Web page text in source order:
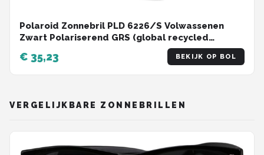
Polaroid Zonnebril PLD 6226/S Volwassenen
Zwart Polariserend GRS (global recycled
€ 35,23 BEKIJK OP BOL
VERGELIJKBARE ZONNEBRILLEN